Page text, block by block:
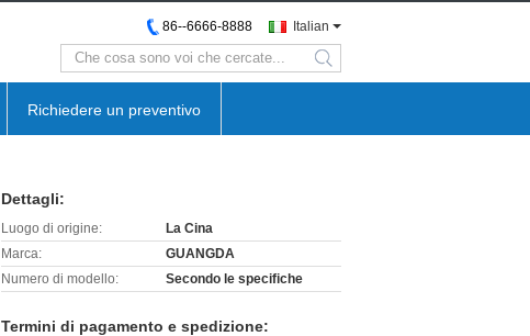
Italian
86--6666-8888
search
Richiedere un preventivo
Dettagli:
Luogo di origine:
La Cina
Marca:
GUANGDA
Numero di modello:
Secondo le specifiche
Termini di pagamento e spedizione: